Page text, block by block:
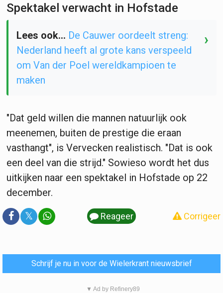
Spektakel verwacht in Hofstade
Lees ook... De Cauwer oordeelt streng:
Nederland heeft al grote kans verspeeld
om Van der Poel wereldkampioen te
maken
›
"Dat geld willen die mannen natuurlijk ook
meenemen, buiten de prestige die eraan
vasthangt", is Vervecken realistisch. "Dat is ook
een deel van die strijd." Sowieso wordt het dus
uitkijken naar een spektakel in Hofstade op 22
december.
𝕏 Reageer Corrigeer
Schrijf je nu in voor de Wielerkrant nieuwsbrief
▼ Ad by Refinery89